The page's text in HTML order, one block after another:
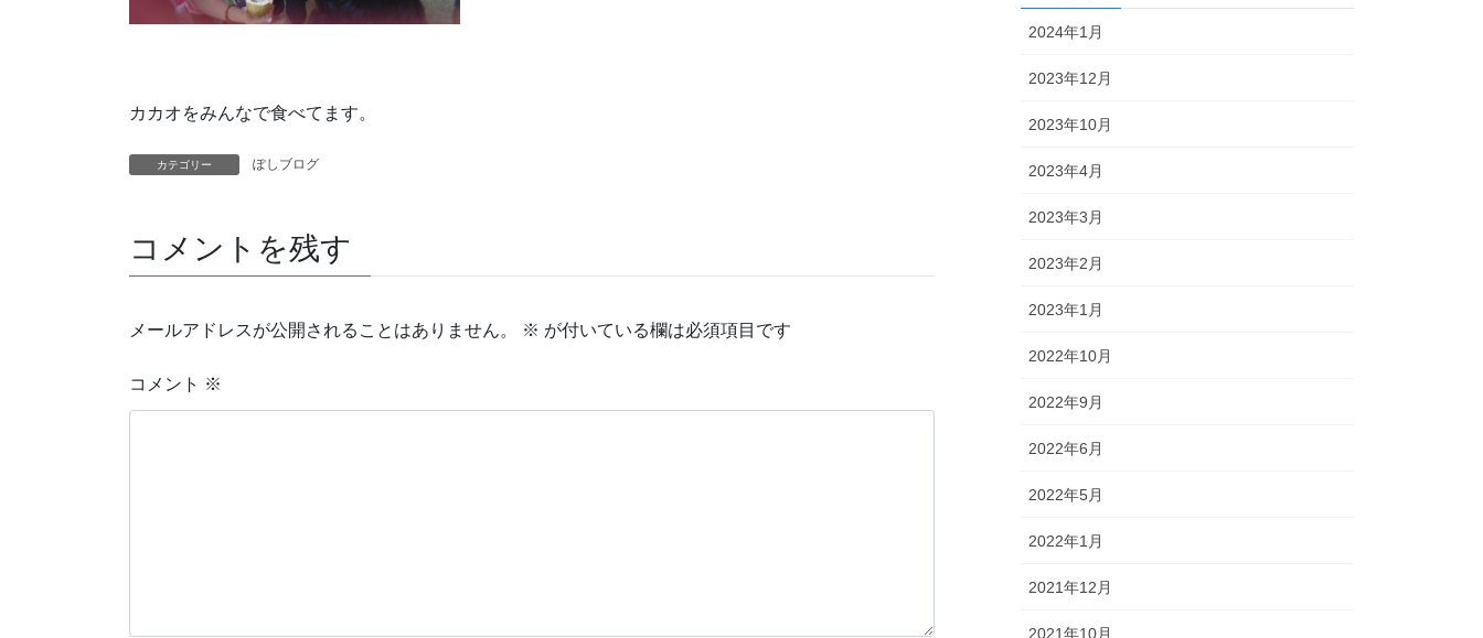
カカオをみんなで食べてます。
カテゴリー ぽしブログ
コメントを残す
メールアドレスが公開されることはありません。 ※ が付いている欄は必須項目です
コメント ※
2024年1月
2023年12月
2023年10月
2023年4月
2023年3月
2023年2月
2023年1月
2022年10月
2022年9月
2022年6月
2022年5月
2022年1月
2021年12月
2021年10月